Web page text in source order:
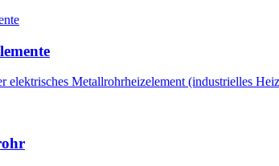
elektrisches Metallrohrheizelement (industrielles